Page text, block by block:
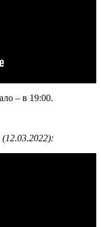
– в 19:00.